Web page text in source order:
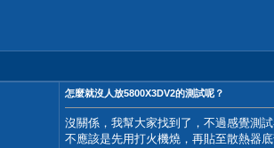
怎麼就沒人放5800X3DV2的測試呢？
沒關係，我幫大家找到了，不過感覺測
不應該是先用打火機燒，再貼至散熱器